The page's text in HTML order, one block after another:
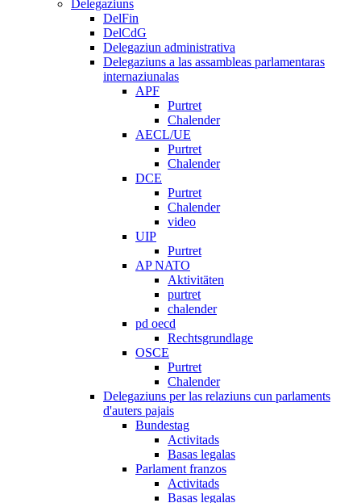
Delegaziuns
DelFin
DelCdG
Delegaziun administrativa
Delegaziuns a las assambleas parlamentaras
internaziunalas
APF
Purtret
Chalender
AECL/UE
Purtret
Chalender
DCE
Purtret
Chalender
video
UIP
Purtret
AP NATO
Aktivitäten
purtret
chalender
pd oecd
Rechtsgrundlage
OSCE
Purtret
Chalender
Delegaziuns per las relaziuns cun parlaments
d'auters pajais
Bundestag
Activitads
Basas legalas
Parlament franzos
Activitads
Basas legalas